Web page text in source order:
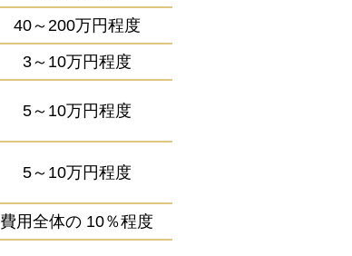
40～200万円程度
3～10万円程度
5～10万円程度
5～10万円程度
費用全体の 10％程度